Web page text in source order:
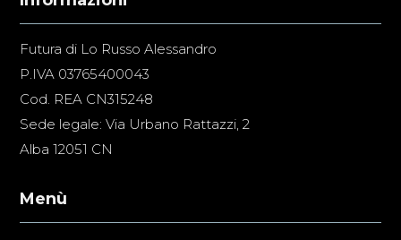
Futura di Lo Russo Alessandro
P.IVA 03765400043
Cod. REA CN315248
Sede legale: Via Urbano Rattazzi, 2
Alba 12051 CN
Menù